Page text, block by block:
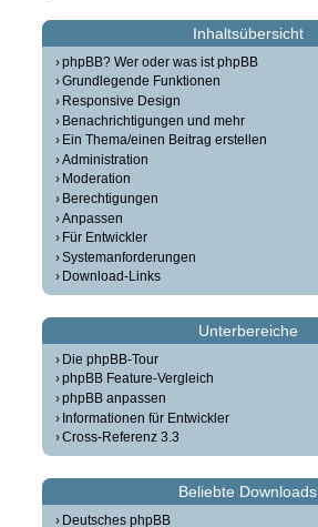
Inhaltsübersicht
phpBB? Wer oder was ist phpBB
Grundlegende Funktionen
Responsive Design
Benachrichtigungen und mehr
Ein Thema/einen Beitrag erstellen
Administration
Moderation
Berechtigungen
Anpassen
Für Entwickler
Systemanforderungen
Download-Links
Unterbereiche
Die phpBB-Tour
phpBB Feature-Vergleich
phpBB anpassen
Informationen für Entwickler
Cross-Referenz 3.3
Beliebte Downloads
Deutsches phpBB